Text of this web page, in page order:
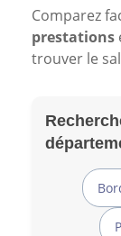
Comparez
prestations
trouver le